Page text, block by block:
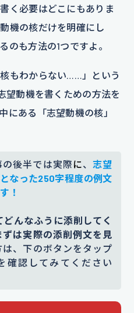
く必要はどこにもありま
機の核だけを明確にし
のも方法の1つですよ。
もわからない……」という
望動機を書くための方法を
にある「志望動機の核」
後半では実際 に、志望
なった250字程度の例文
！
どんなふうに添削してく
は実際の添削例文を見
は、下のボタンをタップ
確認してみてください